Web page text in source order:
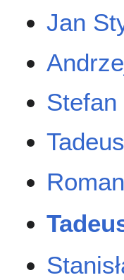
Jan
Stefan